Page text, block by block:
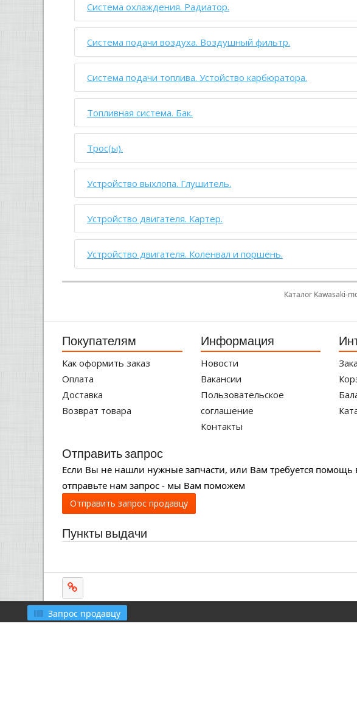
Система охлаждения. Радиатор.
Система подачи воздуха. Воздушный фильтр.
Система подачи топлива. Устойство карбюратора.
Топливная система. Бак.
Трос(ы).
Устройство выхлопа. Глушитель.
Устройство двигателя. Картер.
Устройство двигателя. Коленвал и поршень.
Каталог Kawasaki-
Покупателям
Как оформить заказ
Оплата
Доставка
Возврат товара
Информация
Новости
Вакансии
Пользовательское
соглашение
Контакты
Отправить запрос
Если Вы не нашли нужные запчасти, или Вам требуется помощь
отправьте нам запрос - мы Вам поможем
Отправить запрос продавцу
Пункты выдачи
Запрос продавцу